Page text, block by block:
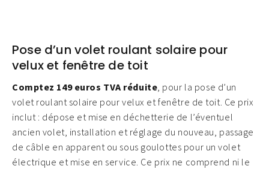
Pose d’un volet roulant solaire pour
velux et fenêtre de toit
Comptez 149 euros TVA réduite, pour la pose d’un
volet roulant solaire pour velux et fenêtre de toit. Ce prix
inclut : dépose et mise en déchetterie de l’éventuel
ancien volet, installation et réglage du nouveau, passage
de câble en apparent ou sous goulottes pour un volet
électrique et mise en service. Ce prix ne comprend ni le